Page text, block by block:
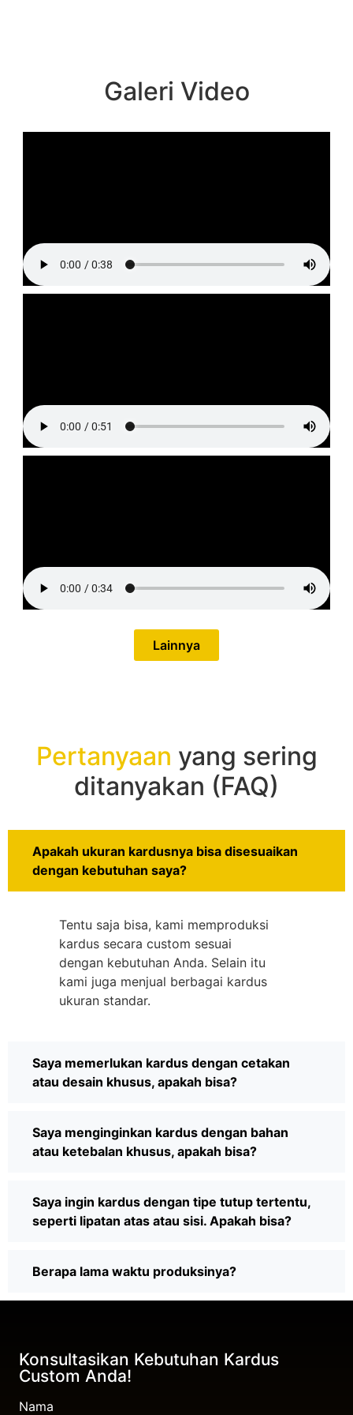
Galeri Video
Lainnya
Pertanyaan yang sering
ditanyakan (FAQ)
Apakah ukuran kardusnya bisa disesuaikan
dengan kebutuhan saya?
Tentu saja bisa, kami memproduksi
kardus secara custom sesuai
dengan kebutuhan Anda. Selain itu
kami juga menjual berbagai kardus
ukuran standar.
Saya memerlukan kardus dengan cetakan
atau desain khusus, apakah bisa?
Saya menginginkan kardus dengan bahan
atau ketebalan khusus, apakah bisa?
Saya ingin kardus dengan tipe tutup tertentu,
seperti lipatan atas atau sisi. Apakah bisa?
Berapa lama waktu produksinya?
Konsultasikan Kebutuhan Kardus
Custom Anda!
Nama